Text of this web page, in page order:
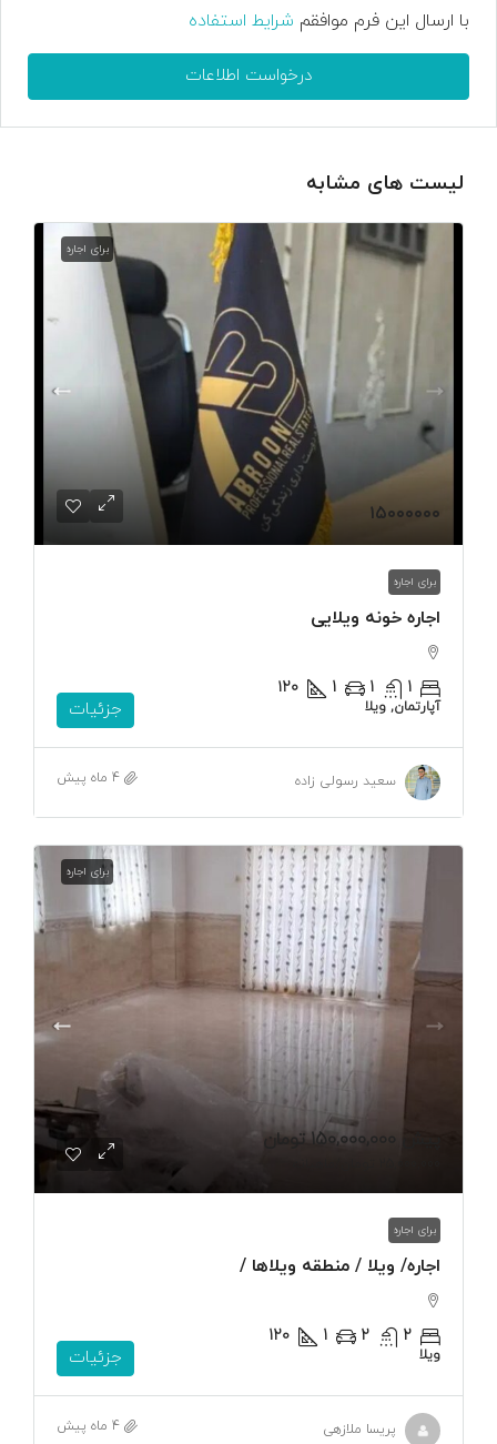
با ارسال این فرم موافقم شرایط استفاده
درخواست اطلاعات
لیست های مشابه
برای اجاره
۱۵۰۰۰۰۰۰
برای اجاره
اجاره خونه ویلایی
1
1
1 ۱۲۰
آپارتمان, ویلا جزئیات
سعید رسولی زاده 4 ماه پیش
برای اجاره
150,000,000 تومان
برای اجاره
اجاره/ ویلا / منطقه ویلاها /
2
2
1
120
ویلا جزئیات
پریسا ملازهی 4 ماه پیش